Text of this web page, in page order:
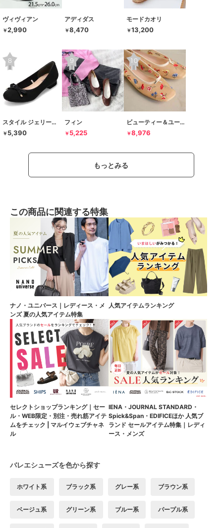
ヴィヴィアン
￥2,990
アディダス
￥8,470
モードカオリ
￥13,200
スタイル ジェリービーンズ
￥ 5,390
フィン
￥ 5,225
ビューティー＆ユース ユナイテッドアローズ
￥8,976
もっとみる
この商品に関連する特集
ナノ・ユニバース｜レディース・メ
ンズ 夏の人気アイテム特集
人気アイテムランキング
セレクトショップランキング｜セー
ル・WEB限定・別注・売れ筋アイテ
ムをチェック | マルイウェブチャネ
ル
IENA・JOURNAL STANDARD・
Spick&Span・EDIFICEほか 人気ブ
ランド セールアイテム特集｜レディ
ース・メンズ
バレエシューズを色から探す
ホワイト系 ブラック系 グレー系 ブラウン系
ベージュ系 グリーン系 ブルー系 パープル系